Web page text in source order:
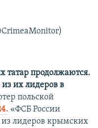
татар продолжаются.
их лидеров в
польской
«ФСБ России
из лидеров крымских